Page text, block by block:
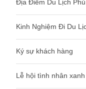
Địa Điểm Du Lịch
Kinh Nghiệm Đi Du
Ký sự khách hàng
Lễ hội tình nhân xanh